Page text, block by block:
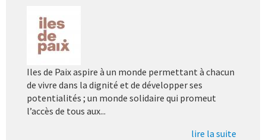
Iles de Paix aspire à un monde permettant à chacun
de vivre dans la dignité et de développer ses
potentialités ; un monde solidaire qui promeut
l’accès de tous aux...
lire la suite